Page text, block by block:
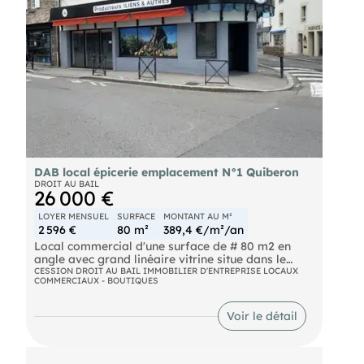
DAB local épicerie emplacement N°1 Quiberon
DROIT AU BAIL
26 000 €
LOYER MENSUEL
2 596 €
SURFACE
80 m²
MONTANT AU M²
389,4 €/m²/an
Local commercial d'une surface de # 80 m2 en
angle avec grand linéaire vitrine situe dans le
centre ville de Quiberon, rue de Verdun
Surface de vente de # 70 m2 + Sanitaires ;
Destination actuelle : épicerie fine, boucherie,
CESSION DROIT AU BAIL IMMOBILIER D'ENTREPRISE LOCAUX
COMMERCIAUX - BOUTIQUES
Voir le détail